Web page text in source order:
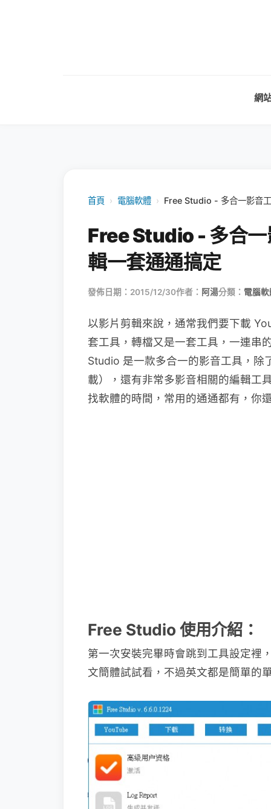
網
首頁 › 電腦軟體 › Free Studio - 多合一影音
Free Studio - 多合
輯一套通通搞定
發佈日期：2015/12/30作者： 阿湯分類： 電腦軟
以影片剪輯來說，通常我們要下載
套工具，轉檔又是一套工具，一連串
Studio 是一款多合一的影音工具，除
載），還有非常多影音相關的編輯工
找軟體的時間，常用的通通都有，你
Free Studio 使用介紹：
第一次安裝完畢時會跳到工具設定裡
文簡體試試看，不過英文都是簡單的